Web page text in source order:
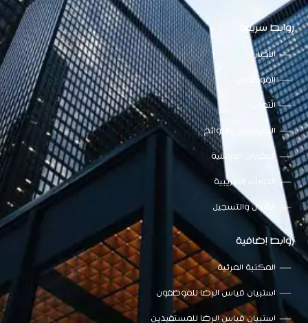
روابط سريعة
الأخبار
الموظفون
التقارير
السياسات واللوائح
المقررات الدراسية
الدورات التدريبية
القبول والتسجيل
روابط إضافية
المكتبة المرئية
استبيان قياس الرضا للموظفون
استبيان قياس الرضا للمستفيدين